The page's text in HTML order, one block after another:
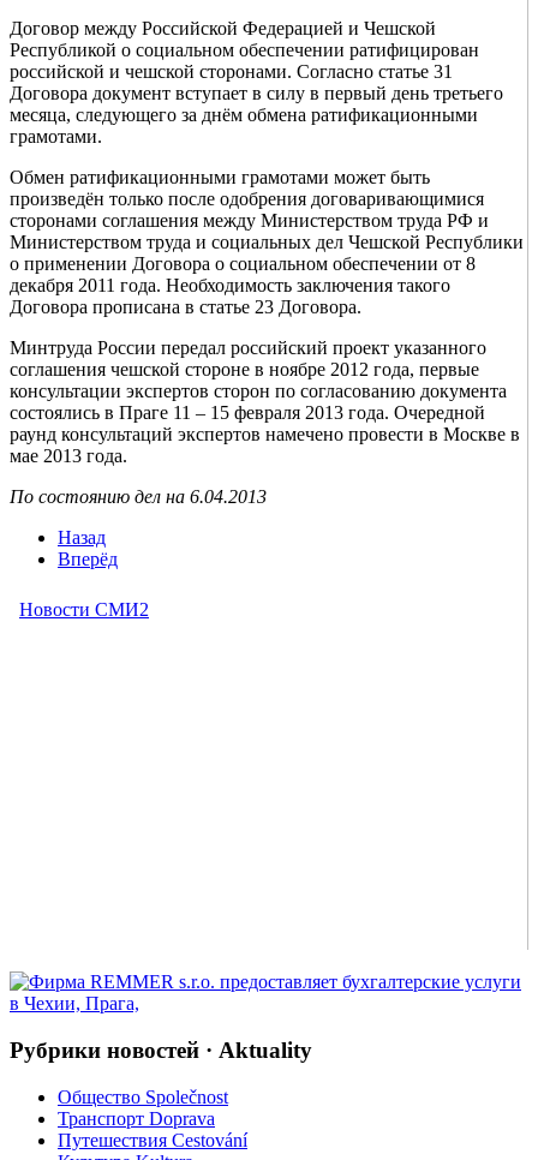
Договор между Российской Федерацией и Чешской
Республикой о социальном обеспечении ратифицирован
российской и чешской сторонами. Согласно статье 31
Договора документ вступает в силу в первый день третьего
месяца, следующего за днём обмена ратификационными
грамотами.
Обмен ратификационными грамотами может быть
произведён только после одобрения договаривающимися
сторонами соглашения между Министерством труда РФ и
Министерством труда и социальных дел Чешской Республики
о применении Договора о социальном обеспечении от 8
декабря 2011 года. Необходимость заключения такого
Договора прописана в статье 23 Договора.
Минтруда России передал российский проект указанного
соглашения чешской стороне в ноябре 2012 года, первые
консультации экспертов сторон по согласованию документа
состоялись в Праге 11 – 15 февраля 2013 года. Очередной
раунд консультаций экспертов намечено провести в Москве в
мае 2013 года.
По состоянию дел на 6.04.2013
Назад
Вперёд
Рубрики новостей · Aktuality
Общество Společnost
Транспорт Doprava
Путешествия Cestování